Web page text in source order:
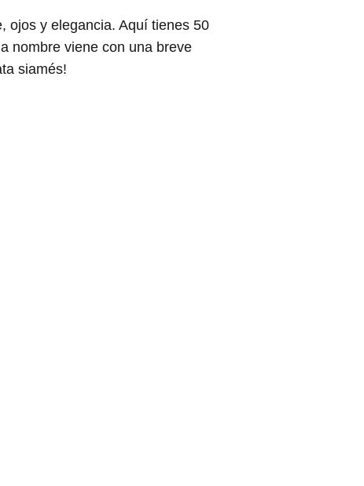
ojos y elegancia. Aquí tienes 50
nombre viene con una breve
siamés!